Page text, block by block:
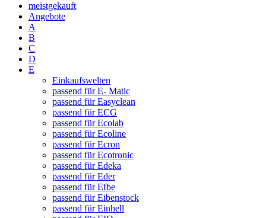
meistgekauft
Angebote
A
B
C
D
E
Einkaufswelten
passend für E- Matic
passend für Easyclean
passend für ECG
passend für Ecolab
passend für Ecoline
passend für Ecron
passend für Ecotronic
passend für Edeka
passend für Eder
passend für Efbe
passend für Eibenstock
passend für Einhell